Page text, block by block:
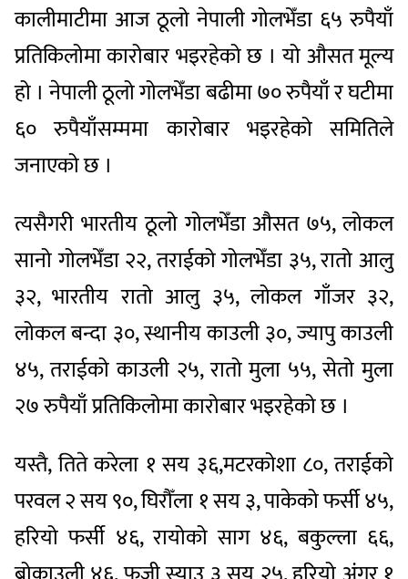
कालीमाटीमा आज ठूलो नेपाली गोलभेँडा ६५ रुपैयाँ
प्रतिकिलोमा कारोबार भइरहेको छ । यो औसत मूल्य
हो । नेपाली ठूलो गोलभेँडा बढीमा ७० रुपैयाँ र घटीमा
६० रुपैयाँसम्ममा कारोबार भइरहेको समितिले
जनाएको छ ।
त्यसैगरी भारतीय ठूलो गोलभेँडा औसत ७५, लोकल
सानो गोलभेँडा २२, तराईको गोलभेँडा ३५, रातो आलु
३२, भारतीय रातो आलु ३५, लोकल गाँजर ३२,
लोकल बन्दा ३०, स्थानीय काउली ३०, ज्यापु काउली
४५, तराईको काउली २५, रातो मुला ५५, सेतो मुला
२७ रुपैयाँ प्रतिकिलोमा कारोबार भइरहेको छ ।
यस्तै, तिते करेला १ सय ३६,मटरकोशा ८०, तराईको
परवल २ सय ९०, घिरौँला १ सय ३, पाकेको फर्सी ४५,
हरियो फर्सी ४६, रायोको साग ४६, बकुल्ला ६६,